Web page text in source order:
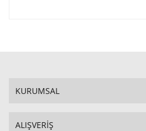
KURUMSAL
ALIŞVERİŞ